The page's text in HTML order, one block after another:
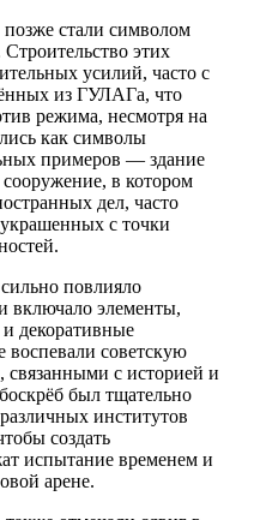
стали символом
этих
усилий, часто с
из ГУЛАГа, что
режима, несмотря на
как символы
примеров — здание
в котором
дел, часто
с точки
повлияло
включало элементы,
декоративные
воспевали советскую
связанными с историей и
был тщательно
институтов
создать
испытание временем и
арене.